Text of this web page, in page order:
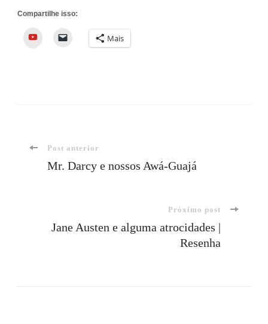
Compartilhe isso:
YouTube Mais
Navegação
post
Post anterior
Mr. Darcy e nossos Awá-Guajá
Próximo post
Jane Austen e alguma atrocidades |
Resenha